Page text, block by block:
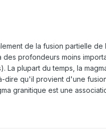
de la fusion partielle
profondeurs moins
La plupart du temps, la
qu'il provient d'une
granitique est une